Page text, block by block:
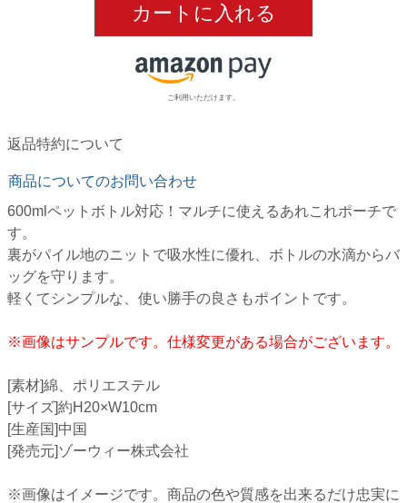
カートに入れる
ご利用いただけます。
返品特約について
商品についてのお問い合わせ
600mlペットボトル対応！マルチに使えるあれこれポーチで
す。
裏がパイル地のニットで吸水性に優れ、ボトルの水滴からバ
ッグを守ります。
軽くてシンプルな、使い勝手の良さもポイントです。
※画像はサンプルです。仕様変更がある場合がございます。
[素材]綿、ポリエステル
[サイズ]約H20×W10cm
[生産国]中国
[発売元]ゾーウィー株式会社
※画像はイメージです。商品の色や質感を出来るだけ忠実に